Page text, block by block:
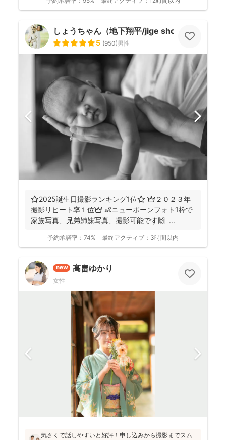
しょうちゃん（地下翔平/jige shohe）
5 (950)男性
⭐️2025誕生日撮影ランキング1位⭐️ 👑２０２３年
撮影リピート率１位👑 👶ニューボーンフォト1枠で
家族写真、兄弟姉妹写真、撮影可能です🙌 ...
予約承諾率： 74% 最終アクティブ： 3時間以内
new 髙畠ゆかり
女性
気さくで話しやすいと好評！申し込みから撮影までスム